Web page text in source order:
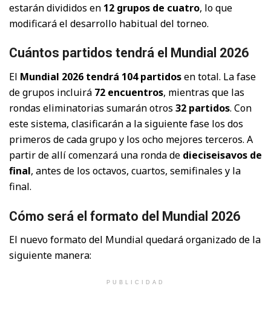
estarán divididos en 12 grupos de cuatro, lo que
modificará el desarrollo habitual del torneo.
Cuántos partidos tendrá el Mundial 2026
El Mundial 2026 tendrá 104 partidosen total. La fase
de grupos incluirá 72 encuentros, mientras que las
rondas eliminatorias sumarán otros 32 partidos. Con
este sistema, clasificarán a la siguiente fase los dos
primeros de cada grupo y los ocho mejores terceros. A
partir de allí comenzará una ronda de dieciseisavos de
final, antes de los octavos, cuartos, semifinales y la
final.
Cómo será el formato del Mundial 2026
El nuevo formato del Mundial quedará organizado de la
siguiente manera:
PUBLICIDAD